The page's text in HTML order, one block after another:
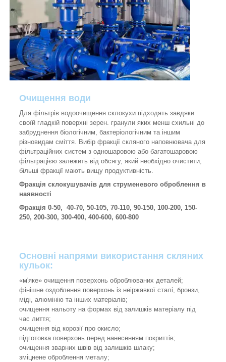
Очищення води
Для фільтрів водоочищення склокухи підходять завдяки
своїй гладкій поверхні зерен. гранули яких менш схильні до
забруднення біологічним, бактеріологічним та іншим
різновидам сміття. Вибір фракції скляного наповнювача для
фільтраційних систем з одношаровою або багатошаровою
фільтрацією залежить від обсягу, який необхідно очистити,
більші фракції мають вищу продуктивність.
Фракція склокушувачів для струменевого оброблення в
наявності
Фракція 0-50, 40-70, 50-105, 70-110, 90-150, 100-200, 150-
250, 200-300, 300-400, 400-600, 600-800
Основні напрями використання скляних
кульок:
«м'яке» очищення поверхонь оброблюваних деталей;
фінішне оздоблення поверхонь із неіржавкої сталі, бронзи,
міді, алюмінію та інших матеріалів;
очищення нальоту на формах від залишків матеріалу під
час лиття;
очищення від корозії про окисло;
підготовка поверхонь перед нанесенням покриттів;
очищення зварних швів від залишків шлаку;
зміцнене оброблення металу;